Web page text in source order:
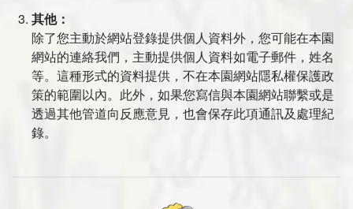
其他：
除了您主動於網站登錄提供個人資料外，您可能在本園
網站的連絡我們，主動提供個人資料如電子郵件，姓名
等。這種形式的資料提供，不在本園網站隱私權保護政
策的範圍以內。此外，如果您寫信與本園網站聯繫或是
透過其他管道向反應意見，也會保存此項通訊及處理紀
錄。